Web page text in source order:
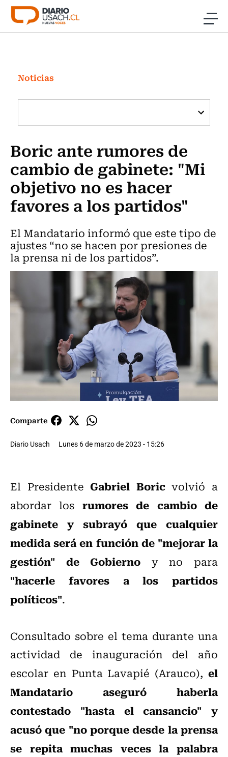
Click acá para ir directamente al contenido
Investigación
Cultura
Programas Radio y TV Usach
Noticias
Boric ante rumores de
cambio de gabinete: "Mi
objetivo no es hacer
favores a los partidos"
El Mandatario informó que este tipo de
ajustes “no se hacen por presiones de
la prensa ni de los partidos”.
Comparte
Diario Usach Lunes 6 de marzo de 2023 - 15:26
El PresidenteGabriel Boricvolvió a
abordar los rumores de cambio de
gabinete y subrayó que cualquier
medida será en función de "mejorar la
gestión" de Gobierno y no para
"hacerle favores a los partidos
políticos".
Consultado sobre el tema durante una
actividad de inauguración del año
escolar en Punta Lavapié (Arauco), el
Mandatario aseguró haberla
contestado "hasta el cansancio" y
acusó que "no porque desde la prensa
se repita muchas veces la palabra